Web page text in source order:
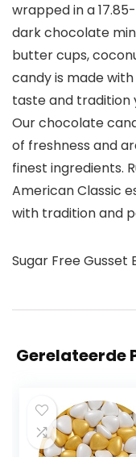
wrapped in a
dark chocolate
butter cups,
candy is made
taste and tradition
Our chocolate
of freshness and
finest ingredients.
American Classic
with tradition and
Sugar Free Gusset
Gerelateerde